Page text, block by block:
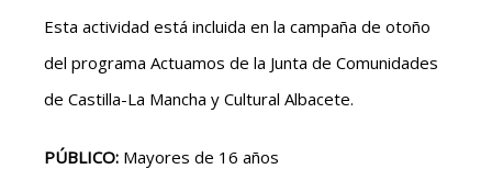
Esta actividad está incluida en la campaña de otoño
del programa Actuamos de la Junta de Comunidades
de Castilla-La Mancha y Cultural Albacete.
PÚBLICO: Mayores de 16 años